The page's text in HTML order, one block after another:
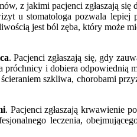
z jakimi pacjenci zgłaszają
u stomatologa pozwala
jest ból zęba, który może
. Pacjenci zgłaszają się, gdy
i dobiera odpowiednią
szkliwa, chorobami
. Pacjenci zgłaszają krwawienie
leczenia,